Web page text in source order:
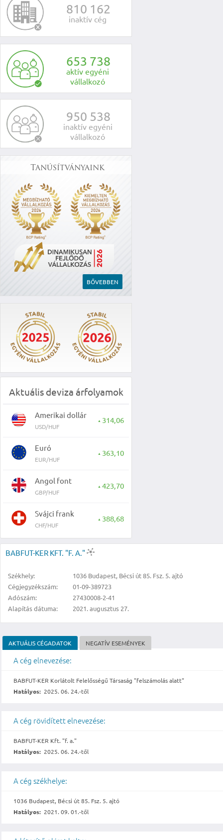
810 162
inaktív cég
653 738
aktív egyéni
vállalkozó
950 538
inaktív egyéni
vállalkozó
Tanúsítványaink
BŐVEBBEN
Aktuális deviza árfolyamok
Amerikai dollár
USD/HUF
▲ 314,06
Euró
EUR/HUF
▲ 363,10
Angol font
GBP/HUF
▲ 423,70
Svájci frank
CHF/HUF
▲ 388,68
BABFUT-KER KFT. "F. A."
Székhely:
1036 Budapest, Bécsi út 85. Fsz. 5. ajtó
Cégjegyzékszám:
01-09-389723
Adószám:
27430008-2-41
Alapítás dátuma:
2021. augusztus 27.
AKTUÁLIS CÉGADATOK NEGATÍV ESEMÉNYEK
A cég elnevezése:
BABFUT-KER Korlátolt Felelősségű Társaság "felszámolás alatt"
Hatályos: 2025. 06. 24.-től
A cég rövidített elnevezése:
BABFUT-KER Kft. "f. a."
Hatályos: 2025. 06. 24.-től
A cég székhelye:
1036 Budapest, Bécsi út 85. Fsz. 5. ajtó
Hatályos: 2021. 09. 01.-től